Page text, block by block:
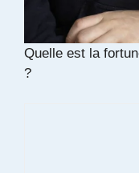
Quelle est la
?